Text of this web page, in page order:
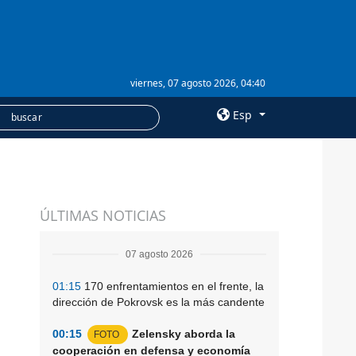
viernes, 07 agosto 2026, 04:40
Esp
Suscripción
ÚLTIMAS NOTICIAS
07 agosto 2026
01:15 170 enfrentamientos en el frente, la
dirección de Pokrovsk es la más candente
00:15 FOTO
Zelensky aborda la
cooperación en defensa y economía